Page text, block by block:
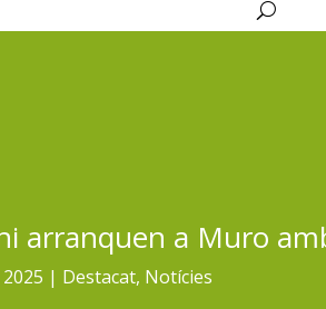
arranquen a Muro
Destacat, Notícies